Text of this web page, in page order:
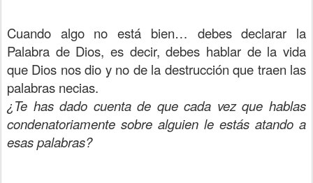
Cuando algo no está bien… debes declarar la
Palabra de Dios, es decir, debes hablar de la vida
que Dios nos dio y no de la destrucción que traen las
palabras necias.
¿Te has dado cuenta de que cada vez que hablas
condenatoriamente sobre alguien le estás atando a
esas palabras?